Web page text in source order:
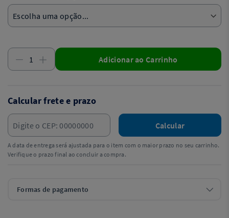
Adicionar ao Carrinho
Calcular frete e prazo
Calcular
A data de entrega será ajustada para o item com o maior prazo no seu carrinho.
Verifique o prazo final ao concluir a compra.
Formas de pagamento